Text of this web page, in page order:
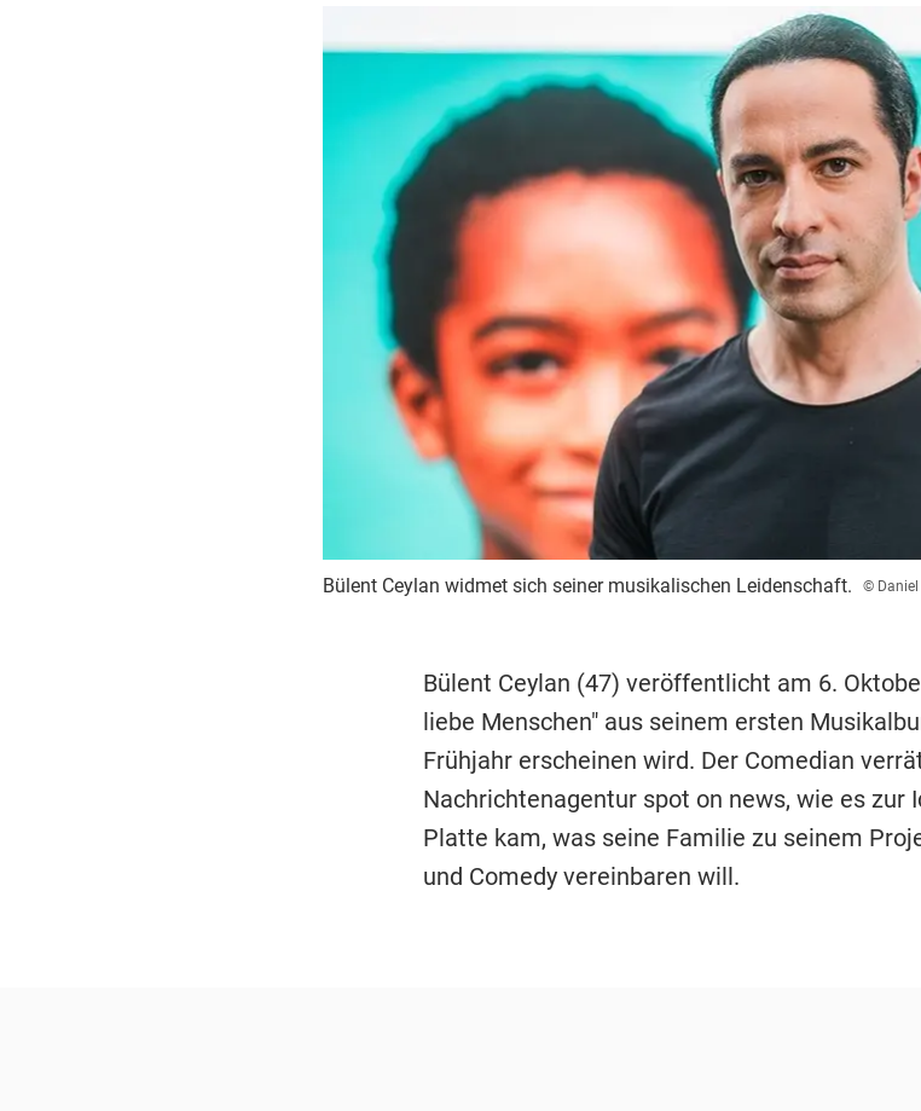
Bülent Ceylan widmet sich seiner musikalischen Leidenschaft. ©
Bülent Ceylan (47) veröffentlicht am 6.
liebe Menschen" aus seinem ersten
Frühjahr erscheinen wird. Der Comedian
Nachrichtenagentur spot on news, wie es zur
Platte kam, was seine Familie zu seinem
und Comedy vereinbaren will.